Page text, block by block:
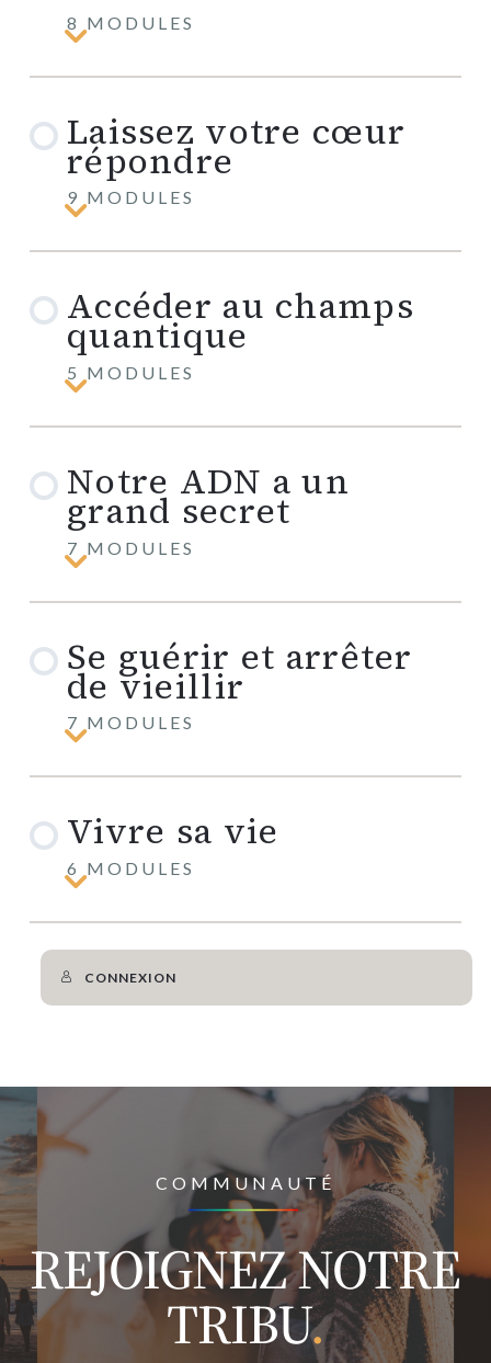
8 MODULES
Qu’est-
que
cœur-
cerveau
Laissez votre cœur
répondre
9 MODULES
Laissez
cœur
Accéder au champs
quantique
5 MODULES
Accéder
champs
Notre ADN a un
grand secret
7 MODULES
Notre
a
grand
secret
Se guérir et arrêter
de vieillir
7 MODULES
Se
et
de
vieillir
Vivre sa vie
6 MODULES
Vivre
vie
CONNEXION
COMMUNAUTÉ
REJOIGNEZ NOTRE
TRIBU.